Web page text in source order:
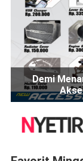
Demi